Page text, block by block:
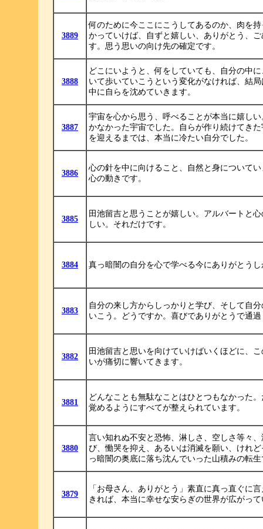
3889
何のために今ここにこうしてあるのか、肉を
かっていけば、自ずと嬉しい、ありがとう、
す。思う思いの向け先の確定です。
3888
どこにいようと、何をしていても、自分の中
いて歩いていこうという変化がなければ、結
中に自らを沈めていきます。
3887
宇宙を心から思う、呼べることが本当に嬉し
かなかった宇宙でした。自らが作り続けてき
を迎えるまでは、本当に冷たい自分でした。
3886
心の針を中に向けること、自然と身について
心の動きです。
3885
田池留吉と思うことが嬉しい。アルバートと
しい。それだけです。
3884 真っ暗闇の自分を心で学べる今にありがとう
3883
自分の来し方からしっかりと学び、そして自
いこう。どうですか。喜びでありがとうで通
3882
田池留吉と思いを向けていけばいくほどに、
いが痛切に響いてきます。
3881
どんなことも無駄なことはひとつもなかった
覚めるようにすべてが整えられています。
3880
言い知れぬ不安と恐怖、淋しさ、空しさ等々
び、慟哭を抑え、あるいは消滅を願い、けれ
っ暗闇の奥底に落ち沈んでいった山積みの転
3879
「お母さん、ありがとう」素直に真っ直ぐに
きれば、本当に幸せな安らぎの世界が広がっ